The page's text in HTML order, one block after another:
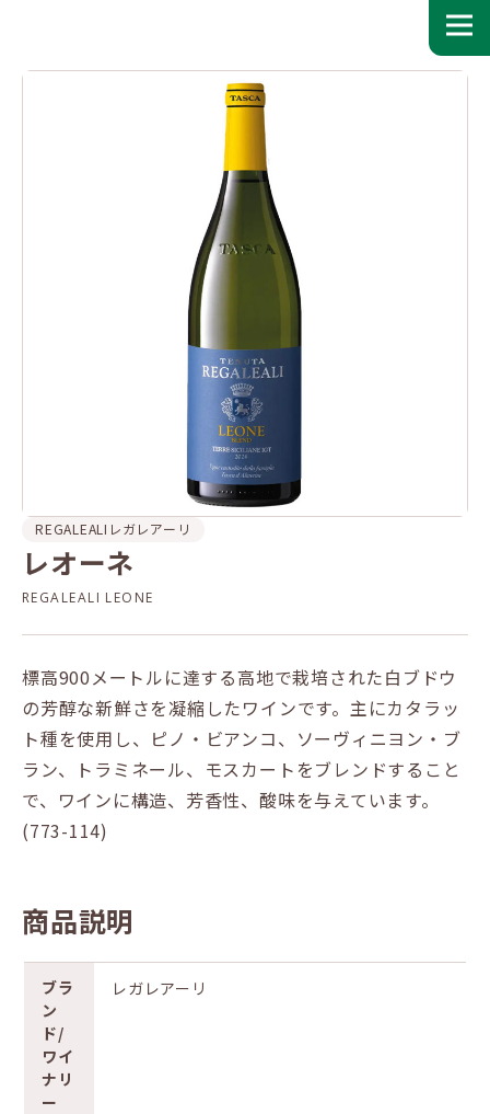
REGALEALI レガレアーリ
レオーネ
REGALEALI LEONE
標高900メートルに達する高地で栽培された白ブドウ
の芳醇な新鮮さを凝縮したワインです。主にカタラッ
ト種を使用し、ピノ・ビアンコ、ソーヴィニヨン・ブ
ラン、トラミネール、モスカートをブレンドすること
で、ワインに構造、芳香性、酸味を与えています。
(773-114)
商品説明
ブラ
ン
ド/
ワイ
ナリ
ー
レガレアーリ